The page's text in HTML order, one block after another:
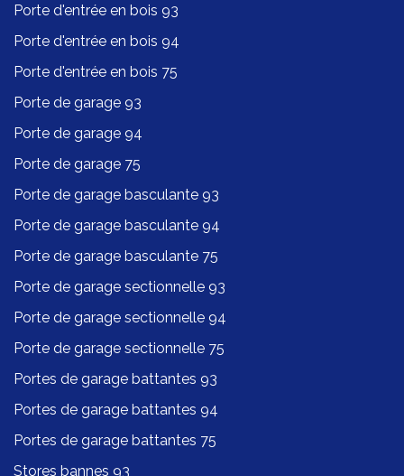
Porte d'entrée en bois 93
Porte d'entrée en bois 94
Porte d'entrée en bois 75
Porte de garage 93
Porte de garage 94
Porte de garage 75
Porte de garage basculante 93
Porte de garage basculante 94
Porte de garage basculante 75
Porte de garage sectionnelle 93
Porte de garage sectionnelle 94
Porte de garage sectionnelle 75
Portes de garage battantes 93
Portes de garage battantes 94
Portes de garage battantes 75
Stores bannes 93